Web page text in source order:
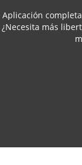
Aplicación
¿Necesita más